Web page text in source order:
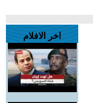
اخر الافلام